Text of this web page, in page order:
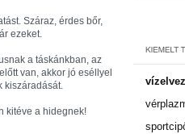
Száraz, érdes bőr,
ezeket.
a táskánkban, az
van, akkor jó eséllyel
kiszáradását.
kitéve a hidegnek!